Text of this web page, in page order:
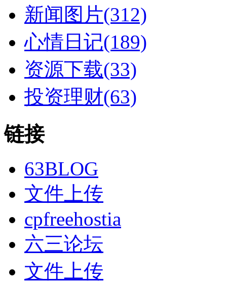
新闻图片(312)
心情日记(189)
资源下载(33)
投资理财(63)
链接
63BLOG
文件上传
cpfreehostia
六三论坛
文件上传